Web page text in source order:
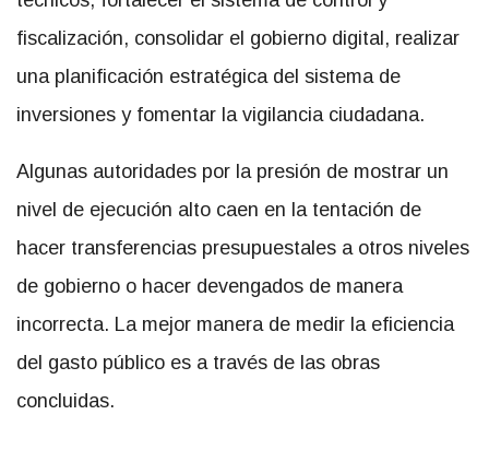
fiscalización, consolidar el gobierno digital, realizar
una planificación estratégica del sistema de
inversiones y fomentar la vigilancia ciudadana.
Algunas autoridades por la presión de mostrar un
nivel de ejecución alto caen en la tentación de
hacer transferencias presupuestales a otros niveles
de gobierno o hacer devengados de manera
incorrecta. La mejor manera de medir la eficiencia
del gasto público es a través de las obras
concluidas.